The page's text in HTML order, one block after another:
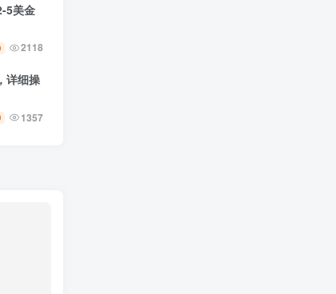
5美金
2118
详细操
1357